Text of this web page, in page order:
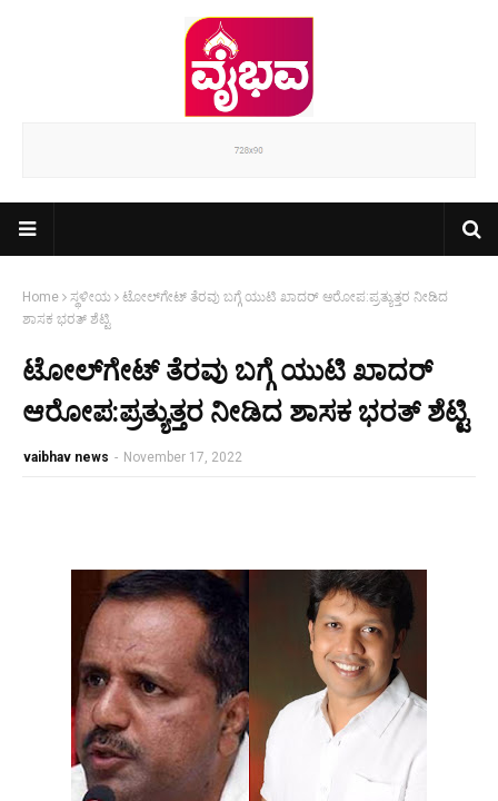
Home ಸ್ಥಳೀಯ
ಟೋಲ್‌ಗೇಟ್ ತೆರವು ಬಗ್ಗೆ ಯುಟಿ ಖಾದರ್ ಆರೋಪ:ಪ್ರತ್ಯುತ್ತರ ನೀಡಿದ
ಶಾಸಕ ಭರತ್ ಶೆಟ್ಟಿ
ಟೋಲ್‌ಗೇಟ್ ತೆರವು ಬಗ್ಗೆ ಯುಟಿ ಖಾದರ್
ಆರೋಪ:ಪ್ರತ್ಯುತ್ತರ ನೀಡಿದ ಶಾಸಕ ಭರತ್ ಶೆಟ್ಟಿ
vaibhav news - November 17, 2022